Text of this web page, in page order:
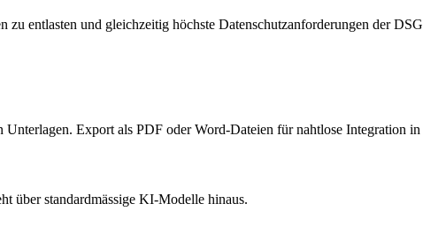
entlasten und gleichzeitig höchste Datenschutzanforderungen der
Export als PDF oder Word-Dateien für nahtlose Integration in
über standardmässige KI-Modelle hinaus.